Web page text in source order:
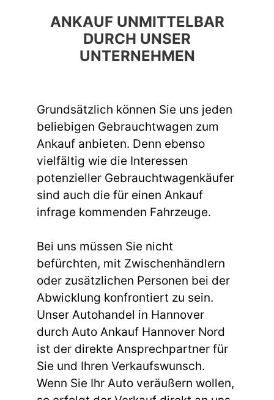
ANKAUF UNMITTELBAR
DURCH UNSER
UNTERNEHMEN
Grundsätzlich können Sie uns jeden
beliebigen Gebrauchtwagen zum
Ankauf anbieten. Denn ebenso
vielfältig wie die Interessen
potenzieller Gebrauchtwagenkäufer
sind auch die für einen Ankauf
infrage kommenden Fahrzeuge.
Bei uns müssen Sie nicht
befürchten, mit Zwischenhändlern
oder zusätzlichen Personen bei der
Abwicklung konfrontiert zu sein.
Unser Autohandel in Hannover
durch Auto Ankauf Hannover Nord
ist der direkte Ansprechpartner für
Sie und Ihren Verkaufswunsch.
Wenn Sie Ihr Auto veräußern wollen,